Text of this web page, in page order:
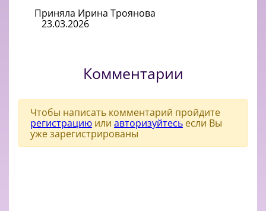
Приняла Ирина Троянова
23.03.2026
Комментарии
Чтобы написать комментарий пройдите
регистрацию или авторизуйтесь если Вы
уже зарегистрированы